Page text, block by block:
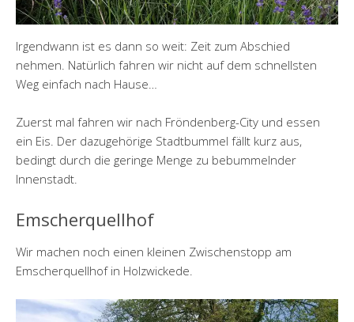
Irgendwann ist es dann so weit: Zeit zum Abschied
nehmen. Natürlich fahren wir nicht auf dem schnellsten
Weg einfach nach Hause…
Zuerst mal fahren wir nach Fröndenberg-City und essen
ein Eis. Der dazugehörige Stadtbummel fällt kurz aus,
bedingt durch die geringe Menge zu bebummelnder
Innenstadt.
Emscherquellhof
Wir machen noch einen kleinen Zwischenstopp am
Emscherquellhof in Holzwickede.